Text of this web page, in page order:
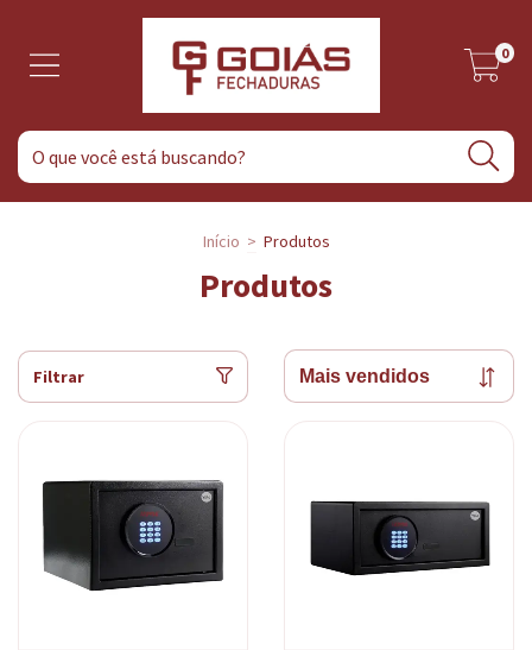
0
Início > Produtos
Produtos
Filtrar